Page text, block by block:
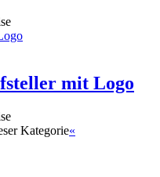
mit Logo
Kategorie«